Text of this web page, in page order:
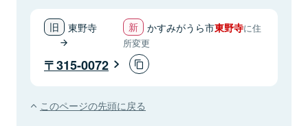
東野寺 かすみがうら市東野寺に住
所変更
315-0072
このページの先頭に戻る